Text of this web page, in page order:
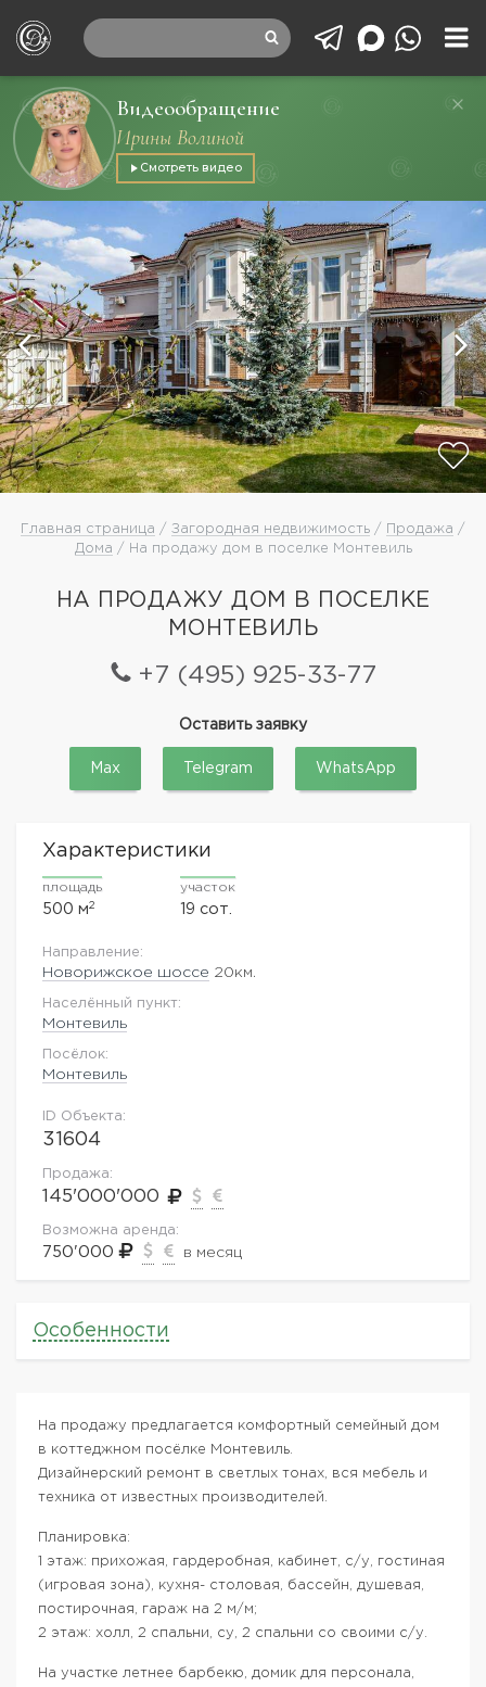
Видеообращение
Ирины Волиной
Смотреть видео
Главная страница / Загородная недвижимость / Продажа /
Дома / На продажу дом в поселке Монтевиль
НА ПРОДАЖУ ДОМ В ПОСЕЛКЕ
МОНТЕВИЛЬ
+7 (495) 925-33-77
Оставить заявку
Max Telegram WhatsApp
Характеристики
площадь
500 м2
участок
19 сот.
Направление:
Новорижское шоссе 20км.
Населённый пункт:
Монтевиль
Посёлок:
Монтевиль
ID Объекта:
31604
Продажа:
145'000'000
Возможна аренда:
750'000 в месяц
Особенности
На продажу предлагается комфортный семейный дом
в коттеджном посёлке Монтевиль.
Дизайнерский ремонт в светлых тонах, вся мебель и
техника от известных производителей.
Планировка:
1 этаж: прихожая, гардеробная, кабинет, с/у, гостиная
(игровая зона), кухня- столовая, бассейн, душевая,
постирочная, гараж на 2 м/м;
2 этаж: холл, 2 спальни, су, 2 спальни со своими с/у.
На участке летнее барбекю, домик для персонала,